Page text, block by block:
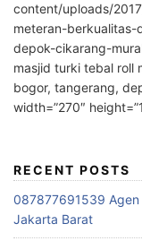
content/uploads/
meteran-
depok-cikarang-
masjid turki tebal roll
bogor, tangerang,
width=”270″
RECENT POSTS
087877691539
Jakarta Barat